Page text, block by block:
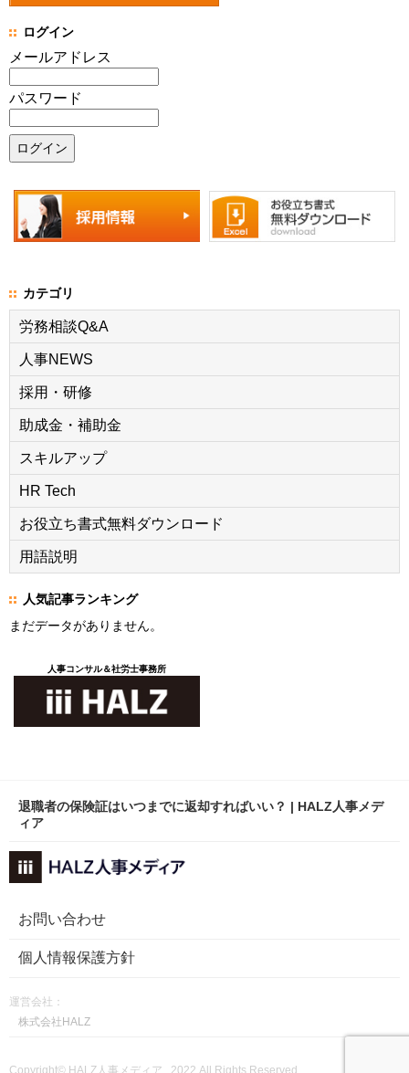
ログイン
メールアドレス
パスワード
カテゴリ
労務相談Q&A
人事NEWS
採用・研修
助成金・補助金
スキルアップ
HR Tech
お役立ち書式無料ダウンロード
用語説明
人気記事ランキング
まだデータがありません。
人事コンサル＆社労士事務所
退職者の保険証はいつまでに返却すればいい？ | HALZ人事メデ
ィア
お問い合わせ
個人情報保護方針
運営会社：
株式会社HALZ